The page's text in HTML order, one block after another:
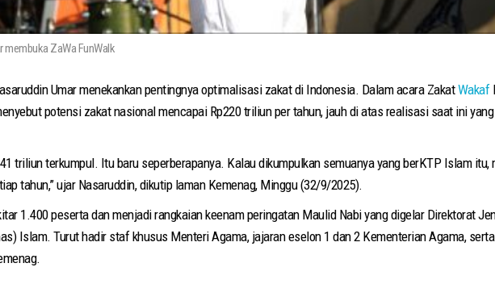
membuka ZaWa FunWalk
Umar menekankan pentingnya optimalisasi zakat di Indonesia. Dalam acara ZakatWakaf
potensi zakat nasional mencapai Rp220 triliun per tahun, jauh di atas realisasi saat ini
triliun terkumpul. Itu baru seperberapanya. Kalau dikumpulkan semuanya yang berKTP Islam itu,
tahun,” ujar Nasaruddin, dikutip laman Kemenag, Minggu (32/9/2025).
1.400 peserta dan menjadi rangkaian keenam peringatan Maulid Nabi yang digelar Direktorat
Islam. Turut hadir staf khusus Menteri Agama, jajaran eselon 1 dan 2 Kementerian Agama,